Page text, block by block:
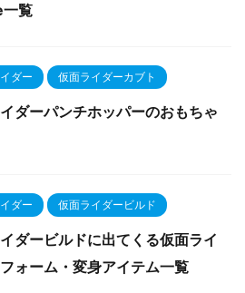
覧
ダー 仮面ライダーカブト
ダーパンチホッパーのおもちゃ
ダー 仮面ライダービルド
ダービルドに出てくる仮面ライ
ォーム・変身アイテム一覧